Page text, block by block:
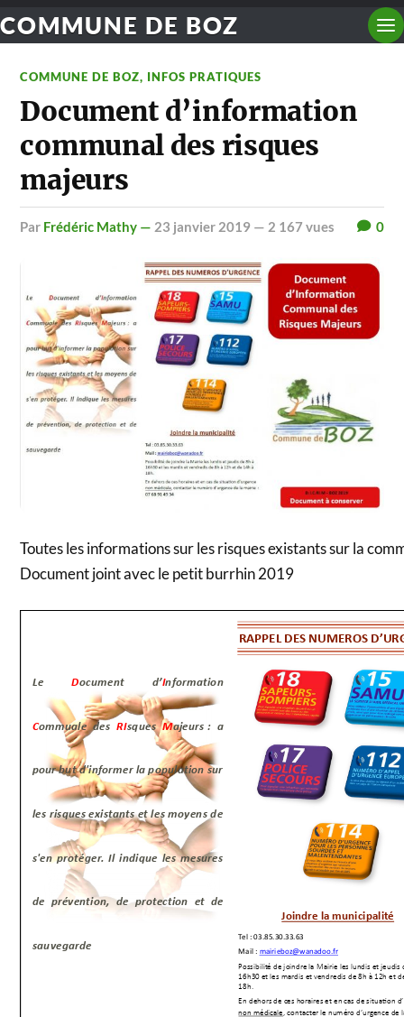
COMMUNE DE BOZ
COMMUNE DE BOZ, INFOS PRATIQUES
Document d’information
communal des risques
majeurs
par Frédéric Mathy — 23 janvier 2019 — 2 167 vues 0
Toutes les informations sur les risques existants sur la
Document joint avec le petit burrhin 2019